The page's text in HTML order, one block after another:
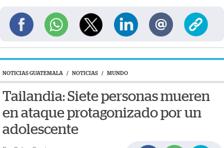
NOTICIAS GUATEMALA / NOTICIAS / MUNDO
Tailandia: Siete personas mueren
en ataque protagonizado por un
adolescente